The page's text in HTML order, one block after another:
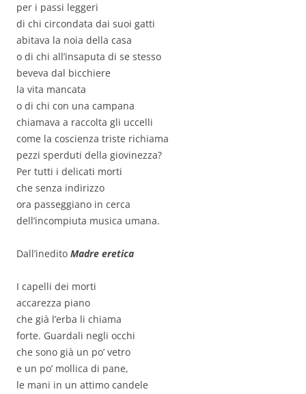
per i passi leggeri
di chi circondata dai suoi gatti
abitava la noia della casa
o di chi all’insaputa di se stesso
beveva dal bicchiere
la vita mancata
o di chi con una campana
chiamava a raccolta gli uccelli
come la coscienza triste richiama
pezzi sperduti della giovinezza?
Per tutti i delicati morti
che senza indirizzo
ora passeggiano in cerca
dell’incompiuta musica umana.
Dall’inedito Madre eretica
I capelli dei morti
accarezza piano
che già l’erba li chiama
forte. Guardali negli occhi
che sono già un po’ vetro
e un po’ mollica di pane,
le mani in un attimo candele